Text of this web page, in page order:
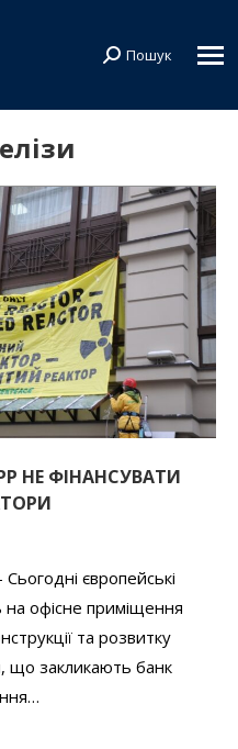
Search:
Пошук
НЕ ФІНАНСУВАТИ
європейські
на офісне приміщення
та розвитку
що закликають банк